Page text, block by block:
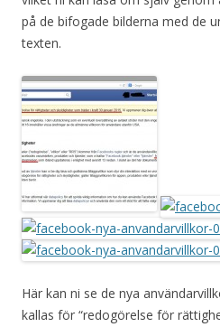
på de bifogade bilderna med de
texten.
Här kan ni se de nya
kallas för “redogörelse för